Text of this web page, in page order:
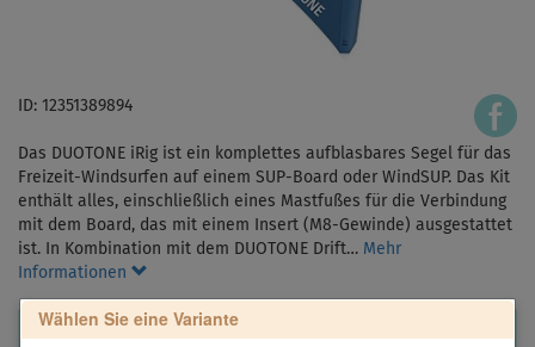
ID: 12351389894
Das DUOTONE iRig ist ein komplettes aufblasbares Segel für das
Freizeit-Windsurfen auf einem SUP-Board oder WindSUP. Das Kit
enthält alles, einschließlich eines Mastfußes für die Verbindung
mit dem Board, das mit einem Insert (M8-Gewinde) ausgestattet
ist. In Kombination mit dem DUOTONE Drift… Mehr
Informationen
Wählen Sie eine Variante